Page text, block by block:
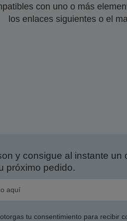
con uno o más
los enlaces siguientes o el
y consigue al instante un
próximo pedido.
tu consentimiento para recibir